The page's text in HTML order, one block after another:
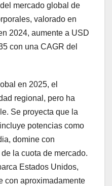
mercado global de
valorado en
2024, aumente a USD
con una CAGR del
en 2025, el
regional, pero ha
Se proyecta que la
potencias como
domine con
la cuota de mercado.
Estados Unidos,
con aproximadamente